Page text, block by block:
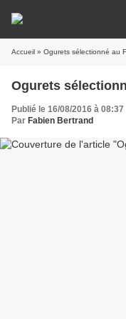
Accueil » Ogurets sélectionné au
Ogurets
Publié le 16/08/2016 à 08:37
Par Fabien Bertrand